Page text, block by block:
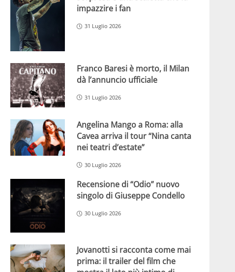
impazzire i fan
31 Luglio 2026
Franco Baresi è morto, il Milan
dà l’annuncio ufficiale
31 Luglio 2026
Angelina Mango a Roma: alla
Cavea arriva il tour “Nina canta
nei teatri d’estate”
30 Luglio 2026
Recensione di “Odio” nuovo
singolo di Giuseppe Condello
30 Luglio 2026
Jovanotti si racconta come mai
prima: il trailer del film che